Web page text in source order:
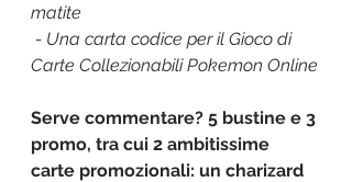
matite
- Una carta codice per il Gioco di
Carte Collezionabili Pokemon Online
Serve commentare? 5 bustine e 3
promo, tra cui 2 ambitissime
carte promozionali: un charizard